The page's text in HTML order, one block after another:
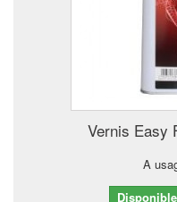
Vernis Easy
A